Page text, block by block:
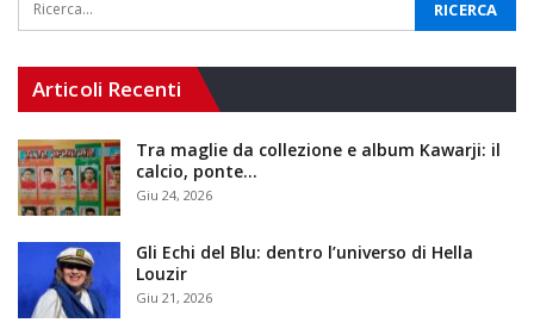
Articoli Recenti
Tra maglie da collezione e album Kawarji: il
calcio, ponte…
Giu 24, 2026
Gli Echi del Blu: dentro l’universo di Hella
Louzir
Giu 21, 2026